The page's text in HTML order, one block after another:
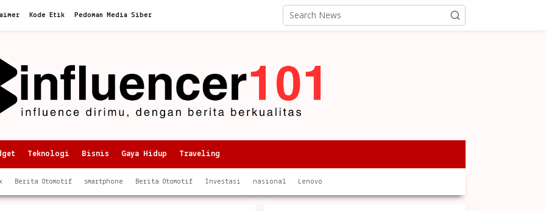
Kode Etik Pedoman Media Siber
Teknologi Bisnis Gaya Hidup Traveling
Berita Otomotif smartphone Berita Otomotif Investasi nasional Lenovo